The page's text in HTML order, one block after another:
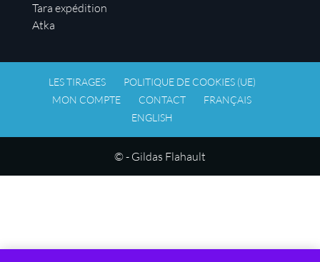
Tara expédition
Atka
LES TIRAGES
POLITIQUE DE COOKIES (UE)
MON COMPTE
CONTACT
FRANÇAIS
ENGLISH
© - Gildas Flahault